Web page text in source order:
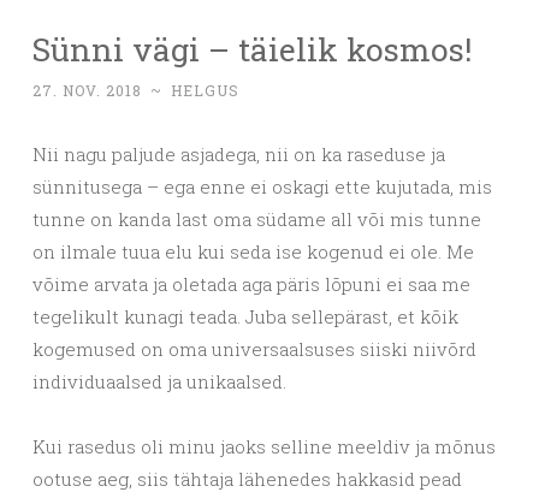
Sünni vägi – täielik kosmos!
27. NOV. 2018 ~ HELGUS
Nii nagu paljude asjadega, nii on ka raseduse ja
sünnitusega – ega enne ei oskagi ette kujutada, mis
tunne on kanda last oma südame all või mis tunne
on ilmale tuua elu kui seda ise kogenud ei ole. Me
võime arvata ja oletada aga päris lõpuni ei saa me
tegelikult kunagi teada. Juba sellepärast, et kõik
kogemused on oma universaalsuses siiski niivõrd
individuaalsed ja unikaalsed.
Kui rasedus oli minu jaoks selline meeldiv ja mõnus
ootuse aeg, siis tähtaja lähenedes hakkasid pead